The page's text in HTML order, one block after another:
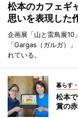
松本のカフェギ
思いを表現した
企画展「山と雷鳥展10
「Gargas（ガルガ）
れている。
暮らす
松本
賞の